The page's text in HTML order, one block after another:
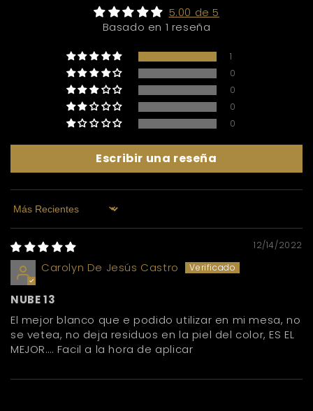
5.00 de 5
Basado en 1 reseña
1
0
0
0
0
Escribir una reseña
Sort by
12/14/2022
Carolyn De Jesús Castro
NUBE 13
El mejor blanco que e podido utilizar en mi mesa, no
se vetea, no deja residuos en la piel del color, ES EL
MEJOR…. Facil a la hora de aplicar